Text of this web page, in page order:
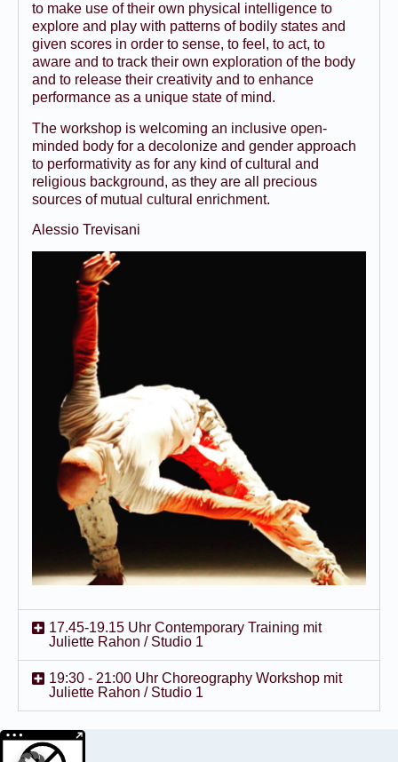
to make use of their own physical intelligence to
explore and play with patterns of bodily states and
given scores in order to sense, to feel, to act, to
aware and to track their own exploration of the body
and to release their creativity and to enhance
performance as a unique state of mind.
The workshop is welcoming an inclusive open-
minded body for a decolonize and gender approach
to performativity as for any kind of cultural and
religious background, as they are all precious
sources of mutual cultural enrichment.
Alessio Trevisani
17.45-19.15 Uhr Contemporary Training mit
Juliette Rahon / Studio 1
19:30 - 21:00 Uhr Choreography Workshop mit
Juliette Rahon / Studio 1
Weitere Informationen über den gesperrten Inhalt.